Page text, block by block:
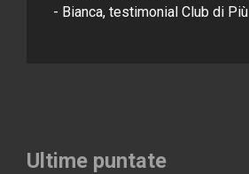
- Bianca, testimonial Club di Più
Ultime puntate